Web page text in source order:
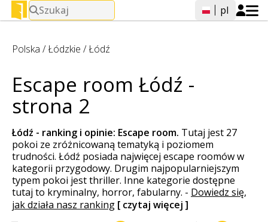
Szukaj pl
Polska /Łódzkie /Łódź
Escape room Łódź -
strona 2
Łódź - ranking i opinie: Escape room. Tutaj jest 27
pokoi ze zróżnicowaną tematyką i poziomem
trudności. Łódź posiada najwięcej escape roomów w
kategorii przygodowy. Drugim najpopularniejszym
typem pokoi jest thriller. Inne kategorie dostępne
tutaj to kryminalny, horror, fabularny. - Dowiedz się,
jak działa nasz ranking [ czytaj więcej ]